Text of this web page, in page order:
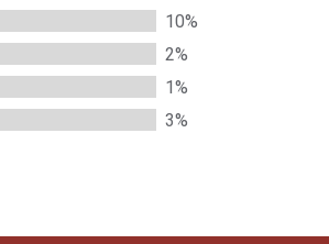
10%
2%
1%
3%